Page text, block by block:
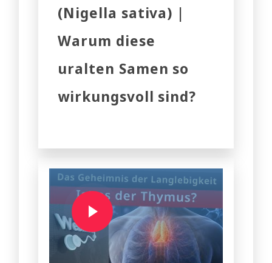
(Nigella sativa) |
Warum diese
uralten Samen so
wirkungsvoll sind?